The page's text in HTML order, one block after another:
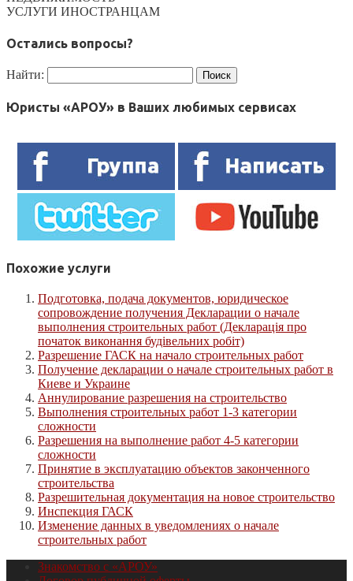
УСЛУГИ ИНОСТРАНЦАМ
Остались вопросы?
Найти:
Юристы «АРОУ» в Ваших любимых сервисах
Похожие услуги
Подготовка, подача документов, юридическое
сопровождение получения Декларации о начале
выполнения строительных работ (Декларація про
початок виконання будівельних робіт)
Разрешение ГАСК на начало строительных работ
Получение декларации о начале строительных работ в
Киеве и Украине
Аннулирование разрешения на строительство
Выполнения строительных работ 1-3 категории
сложности
Разрешения на выполнение работ 4-5 категории
сложности
Принятие в эксплуатацию объектов законченного
строительства
Разрешительная документация на новое строительство
Инспекция ГАСК
Изменение данных в уведомлениях о начале
строительных работ
Знакомство с «АРОУ»